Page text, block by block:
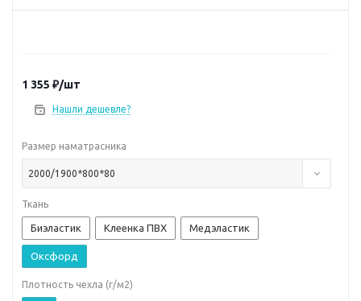
1 355 ₽/шт
Нашли дешевле?
Размер наматрасника
2000/1900*800*80
Ткань
Биэластик Клеенка ПВХ Медэластик
Оксфорд
Плотность чехла (г/м2)